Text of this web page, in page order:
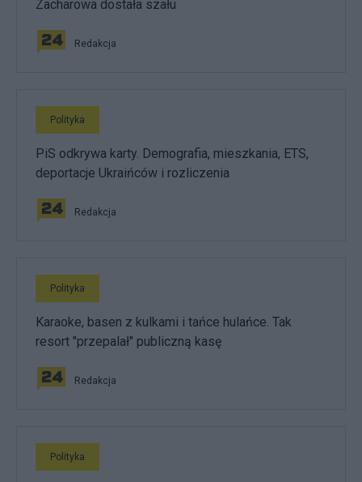
Zacharowa dostała szału
Redakcja
Polityka
PiS odkrywa karty. Demografia, mieszkania, ETS,
deportacje Ukraińców i rozliczenia
Redakcja
Polityka
Karaoke, basen z kulkami i tańce hulańce. Tak
resort "przepalał" publiczną kasę
Redakcja
Polityka